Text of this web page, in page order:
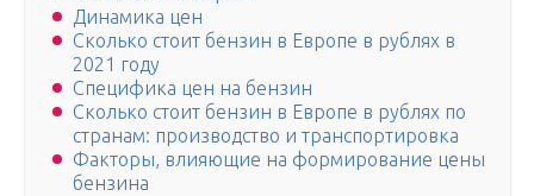
Динамика цен
Сколько стоит бензин в Европе в рублях в
2021 году
Специфика цен на бензин
Сколько стоит бензин в Европе в рублях по
странам: производство и транспортировка
Факторы, влияющие на формирование цены
бензина